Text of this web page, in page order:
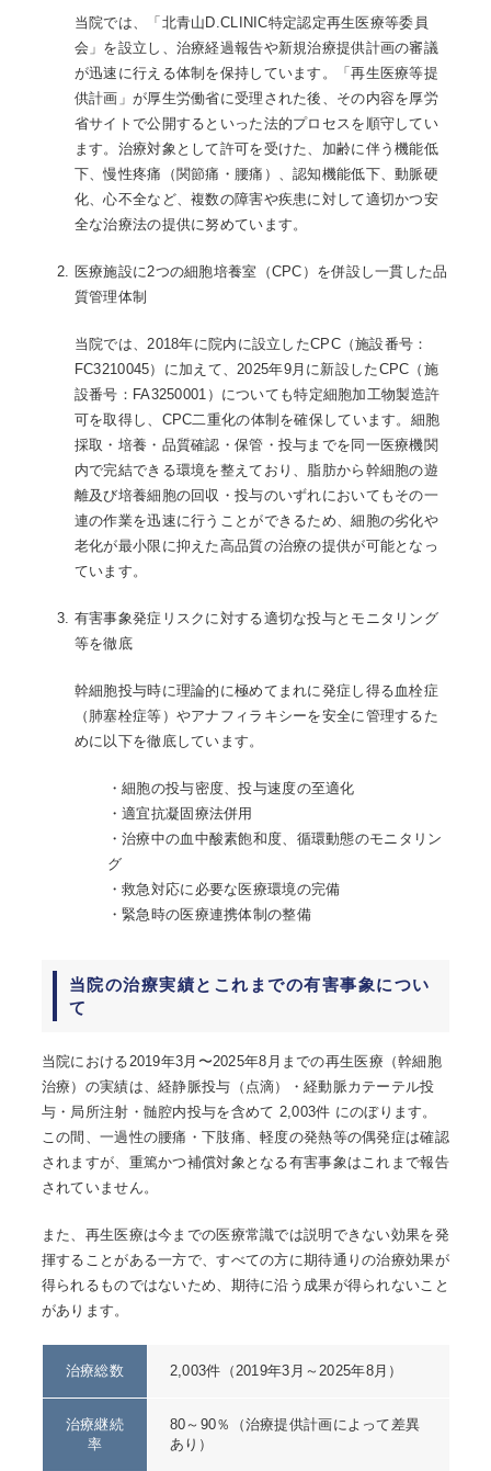
当院では、「北青山D.CLINIC特定認定再生医療等委員
会」を設立し、治療経過報告や新規治療提供計画の審議
が迅速に行える体制を保持しています。「再生医療等提
供計画」が厚生労働省に受理された後、その内容を厚労
省サイトで公開するといった法的プロセスを順守してい
ます。治療対象として許可を受けた、加齢に伴う機能低
下、慢性疼痛（関節痛・腰痛）、認知機能低下、動脈硬
化、心不全など、複数の障害や疾患に対して適切かつ安
全な治療法の提供に努めています。
医療施設に2つの細胞培養室（CPC）を併設し一貫した品
質管理体制
当院では、2018年に院内に設立したCPC（施設番号：
FC3210045）に加えて、2025年9月に新設したCPC（施
設番号：FA3250001）についても特定細胞加工物製造許
可を取得し、CPC二重化の体制を確保しています。細胞
採取・培養・品質確認・保管・投与までを同一医療機関
内で完結できる環境を整えており、脂肪から幹細胞の遊
離及び培養細胞の回収・投与のいずれにおいてもその一
連の作業を迅速に行うことができるため、細胞の劣化や
老化が最小限に抑えた高品質の治療の提供が可能となっ
ています。
有害事象発症リスクに対する適切な投与とモニタリング
等を徹底
幹細胞投与時に理論的に極めてまれに発症し得る血栓症
（肺塞栓症等）やアナフィラキシーを安全に管理するた
めに以下を徹底しています。
・細胞の投与密度、投与速度の至適化
・適宜抗凝固療法併用
・治療中の血中酸素飽和度、循環動態のモニタリン
グ
・救急対応に必要な医療環境の完備
・緊急時の医療連携体制の整備
当院の治療実績とこれまでの有害事象につい
て
当院における2019年3月〜2025年8月までの再生医療（幹細胞
治療）の実績は、経静脈投与（点滴）・経動脈カテーテル投
与・局所注射・髄腔内投与を含めて 2,003件 にのぼります。
この間、一過性の腰痛・下肢痛、軽度の発熱等の偶発症は確認
されますが、重篤かつ補償対象となる有害事象はこれまで報告
されていません。
また、再生医療は今までの医療常識では説明できない効果を発
揮することがある一方で、すべての方に期待通りの治療効果が
得られるものではないため、期待に沿う成果が得られないこと
があります。
治療総数 2,003件（2019年3月～2025年8月）
治療継続
率
80～90％（治療提供計画によって差異
あり）